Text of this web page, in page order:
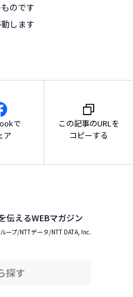
のです
します
クマークでシェア
で
ア
この記事のURLを
コピーする
伝えるWEBマガジン
ープ/NTTデータ/NTT DATA, Inc.